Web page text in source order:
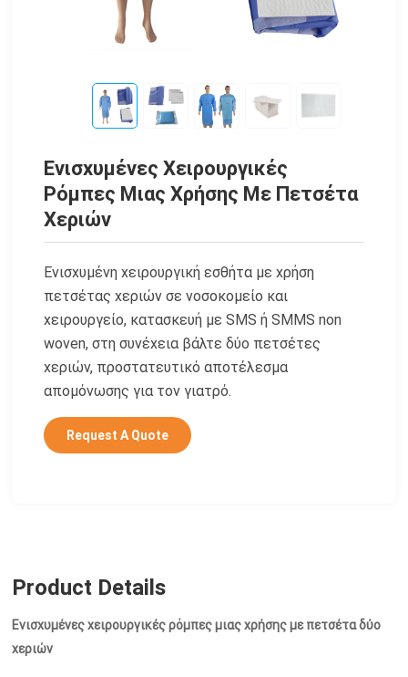
Ενισχυμένες Χειρουργικές
Ρόμπες Μιας Χρήσης Με Πετσέτα
Χεριών
Ενισχυμένηχειρουργική εσθήτα με χρήση
πετσέτας χεριών σε νοσοκομείο και
χειρουργείο, κατασκευή με SMS ή SMMS non
woven, στη συνέχεια βάλτε δύο πετσέτες
χεριών, προστατευτικό αποτέλεσμα
απομόνωσης για τον γιατρό.
Request A Quote
Product Details
Ενισχυμένεςχειρουργικέςρόμπες μιας χρήσης με πετσέτα δύο
χεριών